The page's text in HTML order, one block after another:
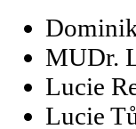
MUDr.
Lucie
Lucie